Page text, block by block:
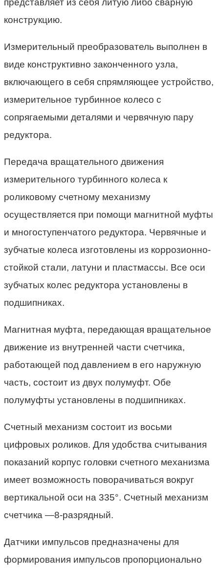
представляет из себя литую либо сварную
конструкцию.
Измерительный преобразователь выполнен в
виде конструктивно законченного узла,
включающего в себя спрямляющее устройство,
измерительное турбинное колесо с
сопрягаемыми деталями и червячную пару
редуктора.
Передача вращательного движения
измерительного турбинного колеса к
роликовому счетному механизму
осуществляется при помощи магнитной муфты
и многоступенчатого редуктора. Червячные и
зубчатые колеса изготовлены из коррозионно-
стойкой стали, латуни и пластмассы. Все оси
зубчатых колес редуктора установлены в
подшипниках.
Магнитная муфта, передающая вращательное
движение из внутренней части счетчика,
работающей под давлением в его наружную
часть, состоит из двух полумуфт. Обе
полумуфты установлены в подшипниках.
Счетный механизм состоит из восьми
цифровых роликов. Для удобства считывания
показаний корпус головки счетного механизма
имеет возможность поворачиваться вокруг
вертикальной оси на 335°. Счетный механизм
счетчика —8-разрядный.
Датчики импульсов предназначены для
формирования импульсов пропорционально